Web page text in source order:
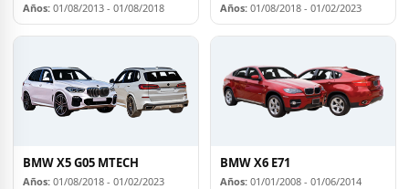
Años: 01/08/2013 - 01/08/2018 Años: 01/08/2018 - 01/02/2023
BMW X5 G05 MTECH
Años: 01/08/2018 - 01/02/2023
BMW X6 E71
Años: 01/01/2008 - 01/06/2014